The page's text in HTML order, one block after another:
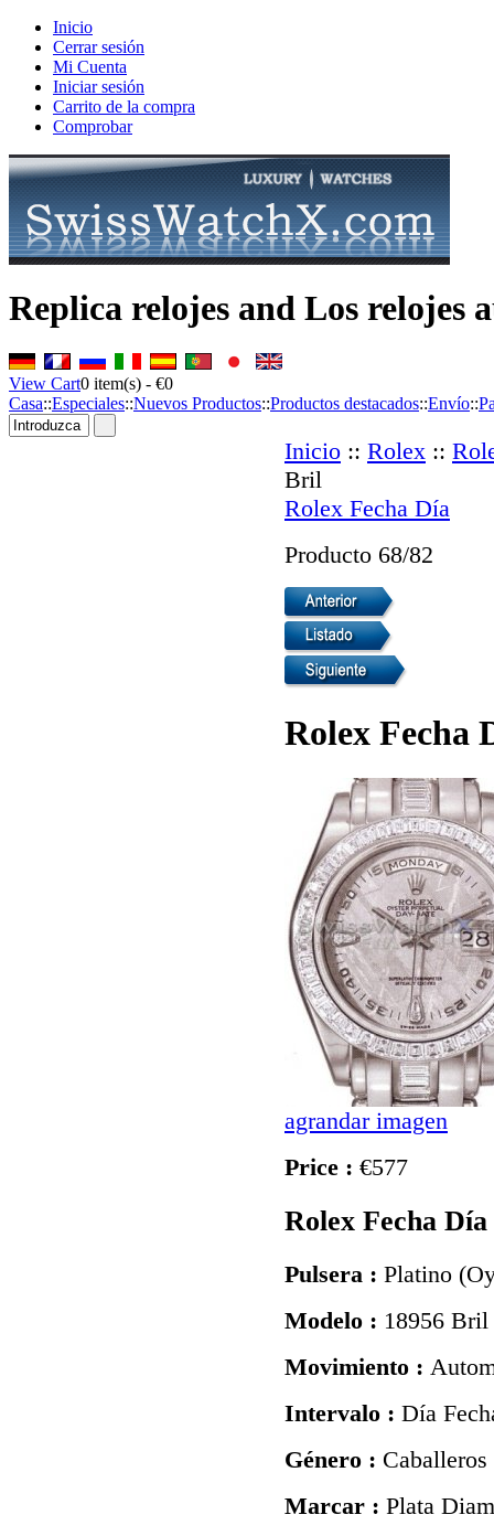
Inicio
Cerrar sesión
Mi Cuenta
Iniciar sesión
Carrito de la compra
Comprobar
Replica relojes and Los relojes
View Cart0 item(s) - €0
Casa::Especiales::Nuevos Productos::Productos destacados::Envío::
Inicio :: Rolex ::
Bril
Rolex Fecha Día
Producto 68/82
Rolex Fecha
agrandar imagen
Price : €577
Rolex Fecha
Pulsera : Platino
Modelo : 18956 Bril
Movimiento :
Intervalo : Día
Género : Caballeros
Marcar : Plata